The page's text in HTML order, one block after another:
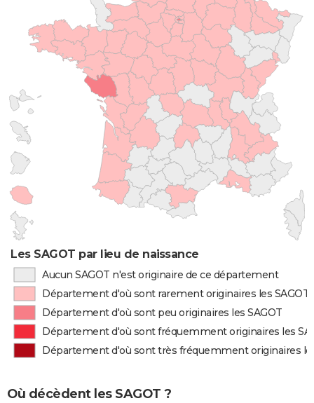
Les SAGOT par lieu de naissance
Aucun SAGOT n'est originaire de ce département
Département d'où sont rarement originaires les SAGOT
Département d'où sont peu originaires les SAGOT
Département d'où sont fréquemment originaires les
Département d'où sont très fréquemment originaires
Où décèdent les SAGOT ?